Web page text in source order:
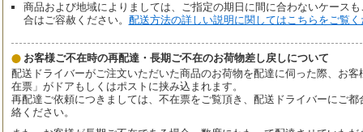
商品および地域によりましては、ご指定の期日に間に合わないケース
合はご容赦ください。 配送方法の詳しい説明に関してはこちらをご覧く
お客様ご不在時の再配達・長期ご不在のお荷物差し戻しについて
配送ドライバーがご注文いただいた商品のお荷物を配達に伺った際、お
在票」がドアもしくはポストに挟み込まれます。
再配達ご依頼につきましては、不在票をご覧頂き、配送ドライバーにご
絡ください。